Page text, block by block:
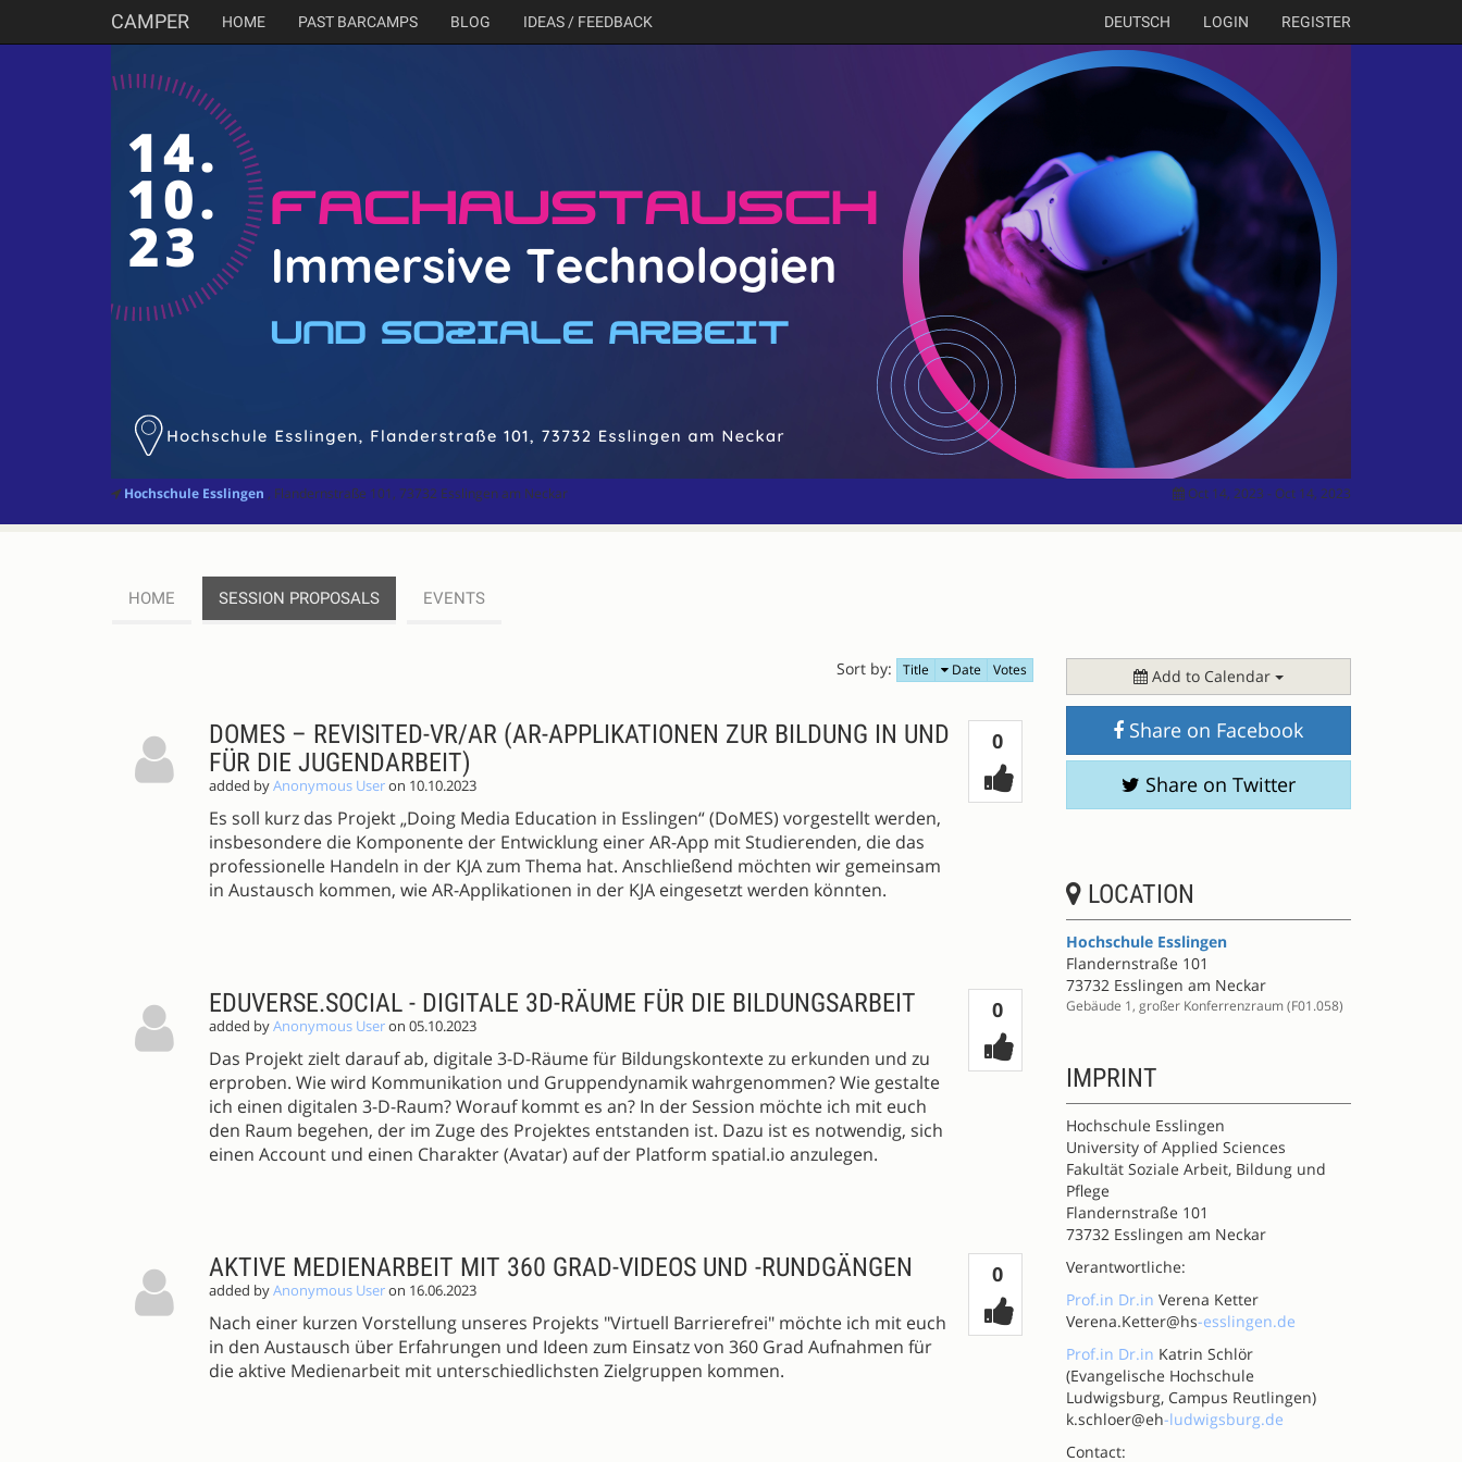
CAMPER HOME PAST BARCAMPS BLOG IDEAS / FEEDBACK DEUTSCH LOGIN REGISTER
Hochschule Esslingen , Flandernstraße 101, 73732 Esslingen am Neckar Oct 14, 2023 - Oct 14, 2023
HOME SESSION PROPOSALS EVENTS
Sort by: Title Date Votes
0Votes
DOMES – REVISITED-VR/AR (AR-APPLIKATIONEN ZUR BILDUNG IN UND
FÜR DIE JUGENDARBEIT)
added byAnonymous Useron 10.10.2023
Es soll kurz das Projekt „Doing Media Education in Esslingen“ (DoMES) vorgestellt werden,
insbesondere die Komponente der Entwicklung einer AR-App mit Studierenden, die das
professionelle Handeln in der KJA zum Thema hat. Anschließend möchten wir gemeinsam
in Austausch kommen, wie AR-Applikationen in der KJA eingesetzt werden könnten.
0Votes
EDUVERSE.SOCIAL - DIGITALE 3D-RÄUME FÜR DIE BILDUNGSARBEIT
added byAnonymous Useron 05.10.2023
Das Projekt zielt darauf ab, digitale 3-D-Räume für Bildungskontexte zu erkunden und zu
erproben. Wie wird Kommunikation und Gruppendynamik wahrgenommen? Wie gestalte
ich einen digitalen 3-D-Raum? Worauf kommt es an? In der Session möchte ich mit euch
den Raum begehen, der im Zuge des Projektes entstanden ist. Dazu ist es notwendig, sich
einen Account und einen Charakter (Avatar) auf der Platform spatial.io anzulegen.
0Votes
AKTIVE MEDIENARBEIT MIT 360 GRAD-VIDEOS UND -RUNDGÄNGEN
added byAnonymous Useron 16.06.2023
Nach einer kurzen Vorstellung unseres Projekts "Virtuell Barrierefrei" möchte ich mit euch
in den Austausch über Erfahrungen und Ideen zum Einsatz von 360 Grad Aufnahmen für
die aktive Medienarbeit mit unterschiedlichsten Zielgruppen kommen.
Add to Calendar
Share on Facebook
Share on Twitter
LOCATION
Hochschule Esslingen
Flandernstraße 101
73732 Esslingen am Neckar
Gebäude 1, großer Konferrenzraum (F01.058)
IMPRINT
Hochschule Esslingen
University of Applied Sciences
Fakultät Soziale Arbeit, Bildung und
Pflege
Flandernstraße 101
73732 Esslingen am Neckar
Verantwortliche:
Prof.in Dr.in Verena Ketter
Verena.Ketter@hs-esslingen.de
Prof.in Dr.in Katrin Schlör
(Evangelische Hochschule
Ludwigsburg, Campus Reutlingen)
k.schloer@eh-ludwigsburg.de
Contact: